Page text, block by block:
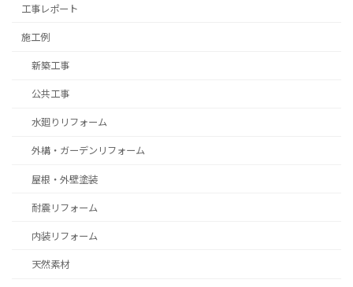
⼯事レポート
施工例
新築工事
公共工事
水廻りリフォーム
外構・ガーデンリフォーム
屋根・外壁塗装
耐震リフォーム
内装リフォーム
天然素材